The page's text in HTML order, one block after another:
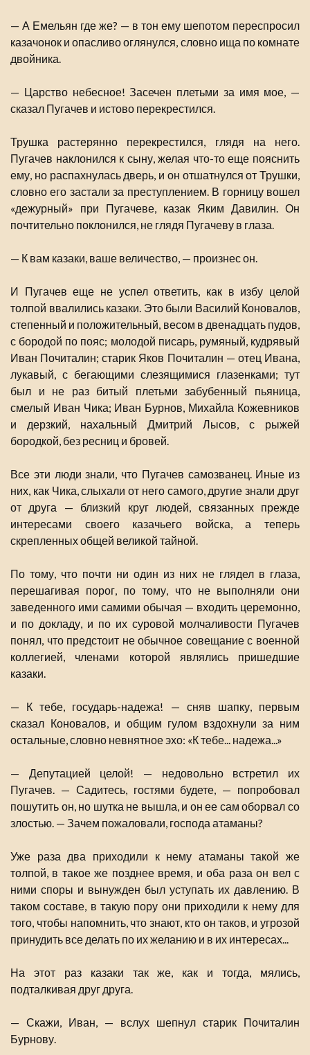
— А Емельян где же? — в тон ему шепотом переспросил
казачонок и опасливо оглянулся, словно ища по комнате
двойника.
— Царство небесное! Засечен плетьми за имя мое, —
сказал Пугачев и истово перекрестился.
Трушка растерянно перекрестился, глядя на него.
Пугачев наклонился к сыну, желая что-то еще пояснить
ему, но распахнулась дверь, и он отшатнулся от Трушки,
словно его застали за преступлением. В горницу вошел
«дежурный» при Пугачеве, казак Яким Давилин. Он
почтительно поклонился, не глядя Пугачеву в глаза.
— К вам казаки, ваше величество, — произнес он.
И Пугачев еще не успел ответить, как в избу целой
толпой ввалились казаки. Это были Василий Коновалов,
степенный и положительный, весом в двенадцать пудов,
с бородой по пояс; молодой писарь, румяный, кудрявый
Иван Почиталин; старик Яков Почиталин — отец Ивана,
лукавый, с бегающими слезящимися глазенками; тут
был и не раз битый плетьми забубенный пьяница,
смелый Иван Чика; Иван Бурнов, Михайла Кожевников
и дерзкий, нахальный Дмитрий Лысов, с рыжей
бородкой, без ресниц и бровей.
Все эти люди знали, что Пугачев самозванец. Иные из
них, как Чика, слыхали от него самого, другие знали друг
от друга — близкий круг людей, связанных прежде
интересами своего казачьего войска, а теперь
скрепленных общей великой тайной.
По тому, что почти ни один из них не глядел в глаза,
перешагивая порог, по тому, что не выполняли они
заведенного ими самими обычая — входить церемонно,
и по докладу, и по их суровой молчаливости Пугачев
понял, что предстоит не обычное совещание с военной
коллегией, членами которой являлись пришедшие
казаки.
— К тебе, государь-надежа! — сняв шапку, первым
сказал Коновалов, и общим гулом вздохнули за ним
остальные, словно невнятное эхо: «К тебе... надежа...»
— Депутацией целой! — недовольно встретил их
Пугачев. — Садитесь, гостями будете, — попробовал
пошутить он, но шутка не вышла, и он ее сам оборвал со
злостью. — Зачем пожаловали, господа атаманы?
Уже раза два приходили к нему атаманы такой же
толпой, в такое же позднее время, и оба раза он вел с
ними споры и вынужден был уступать их давлению. В
таком составе, в такую пору они приходили к нему для
того, чтобы напомнить, что знают, кто он таков, и угрозой
принудить все делать по их желанию и в их интересах...
На этот раз казаки так же, как и тогда, мялись,
подталкивая друг друга.
— Скажи, Иван, — вслух шепнул старик Почиталин
Бурнову.